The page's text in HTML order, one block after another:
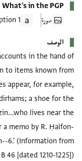
What's in the PGP
صورة
1 Transcription
الوصف
in the hand of
to items known from
appear, for example,
a shoe for the
lives near the
a memo by R. Ḥalfon-
6.' (Information from
46 [dated 1210-1225])